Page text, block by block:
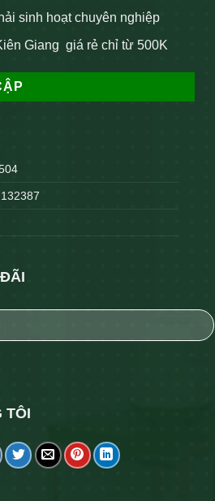
sinh hoạt chuyên nghiệp
Giang giá rẻ chỉ từ 500K
TÔI